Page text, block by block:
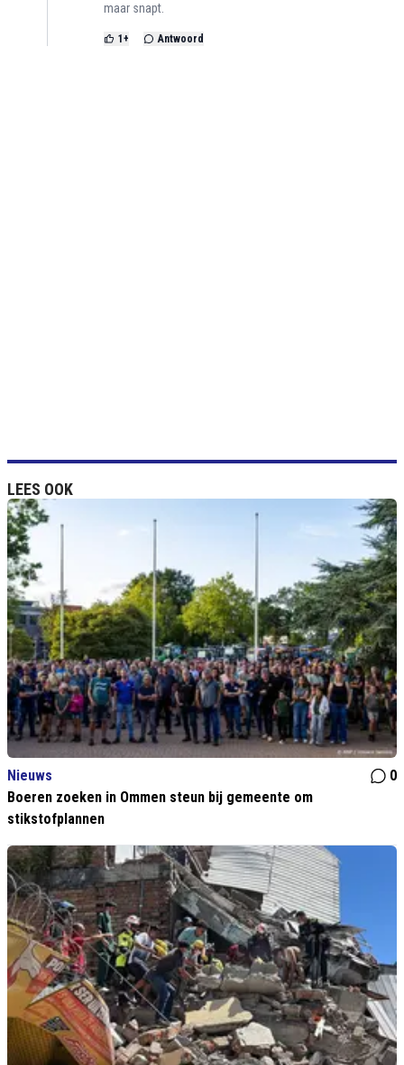
maar snapt.
1 + Antwoord
LEES OOK
Nieuws
0
Boeren zoeken in Ommen steun bij gemeente om
stikstofplannen